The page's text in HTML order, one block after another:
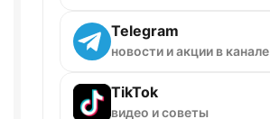
Telegram
новости и акции в канале
TikTok
видео и советы